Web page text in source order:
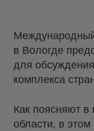
в Вологде
для
комплекса
Как поясняют в
области, в